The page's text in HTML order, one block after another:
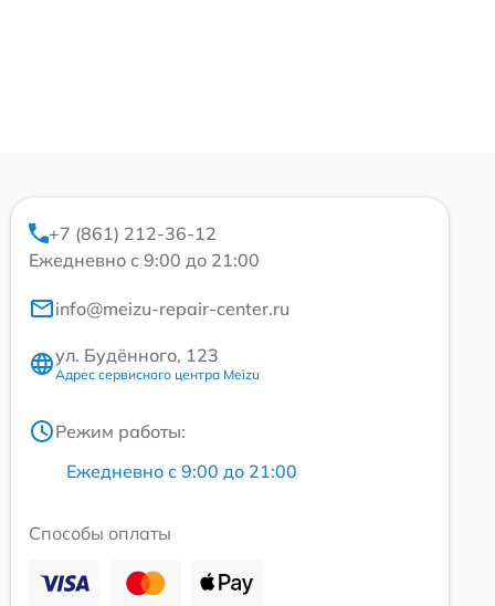
+7 (861) 212-36-12
Ежедневно с 9:00 до 21:00
info@meizu-repair-center.ru
ул. Будённого, 123
Адрес сервисного центра Meizu
Режим работы:
Ежедневно с 9:00 до 21:00
Способы оплаты